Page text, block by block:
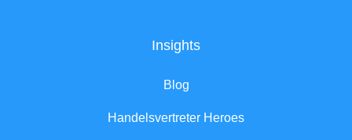
Insights
Blog
Handelsvertreter Heroes